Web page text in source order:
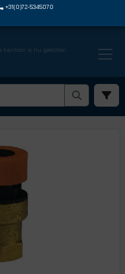
+31(0)72-5345070
kantoor is nu gesloten
MET BINNENDRAAD › OVH1BI 15